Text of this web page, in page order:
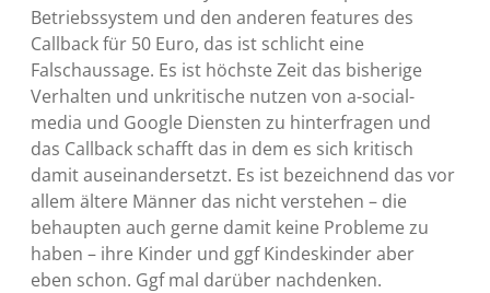
Betriebssystem und den anderen features des
Callback für 50 Euro, das ist schlicht eine
Falschaussage. Es ist höchste Zeit das bisherige
Verhalten und unkritische nutzen von a-social-
media und Google Diensten zu hinterfragen und
das Callback schafft das in dem es sich kritisch
damit auseinandersetzt. Es ist bezeichnend das vor
allem ältere Männer das nicht verstehen – die
behaupten auch gerne damit keine Probleme zu
haben – ihre Kinder und ggf Kindeskinder aber
eben schon. Ggf mal darüber nachdenken.